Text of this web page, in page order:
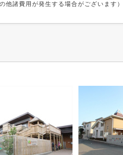
他諸費用が発生する場合がございます）